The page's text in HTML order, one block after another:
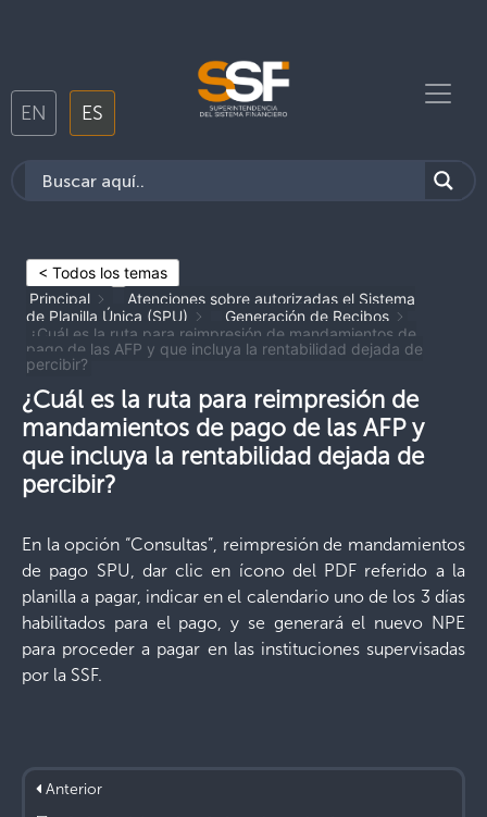
EN ES
< Todos los temas
Principal
Atenciones sobre autorizadas el Sistema
de Planilla Única (SPU)
Generación de Recibos
¿Cuál es la ruta para reimpresión de mandamientos de
pago de las AFP y que incluya la rentabilidad dejada de
percibir?
¿Cuál es la ruta para reimpresión de
mandamientos de pago de las AFP y
que incluya la rentabilidad dejada de
percibir?
En la opción “Consultas”, reimpresión de mandamientos
de pago SPU, dar clic en ícono del PDF referido a la
planilla a pagar, indicar en el calendario uno de los 3 días
habilitados para el pago, y se generará el nuevo NPE
para proceder a pagar en las instituciones supervisadas
por la SSF.
Anterior